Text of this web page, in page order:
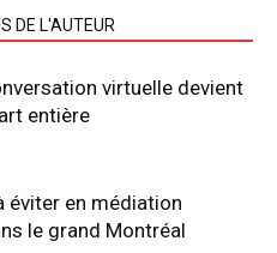
DE L'AUTEUR
virtuelle devient
entière
éviter en médiation
le grand Montréal